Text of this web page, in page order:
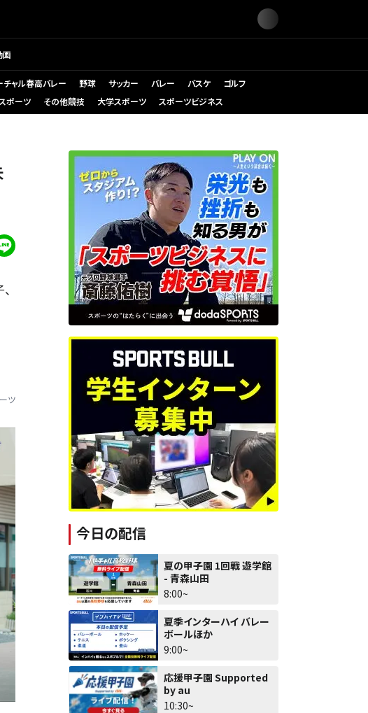
画
チャル春高バレー 野球 サッカー バレー バスケ
ゴルフ
ポーツ その他競技 大学スポーツ スポーツビジネス
ツ
今日の配信
夏の甲子園 1回戦 遊学館
- 青森山田
8:00~
夏季インターハイ バレー
ボールほか
9:00~
応援甲子園 Supported
by au
10:30~